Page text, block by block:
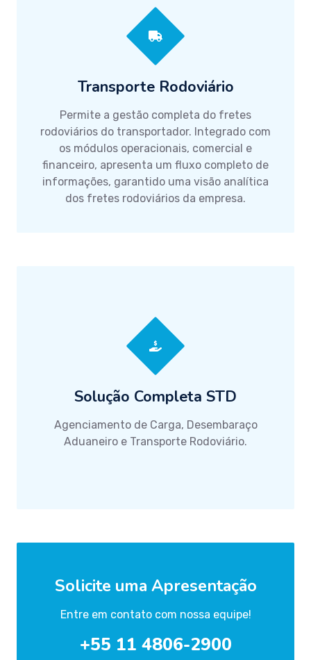
Transporte Rodoviário
Permite a gestão completa do fretes
rodoviários do transportador. Integrado com
os módulos operacionais, comercial e
financeiro, apresenta um fluxo completo de
informações, garantido uma visão analí­tica
dos fretes rodoviários da empresa.
Solução Completa STD
Agenciamento de Carga, Desembaraço
Aduaneiro e Transporte Rodoviário.
Solicite uma Apresentação
Entre em contato com nossa equipe!
+55 11 4806-2900